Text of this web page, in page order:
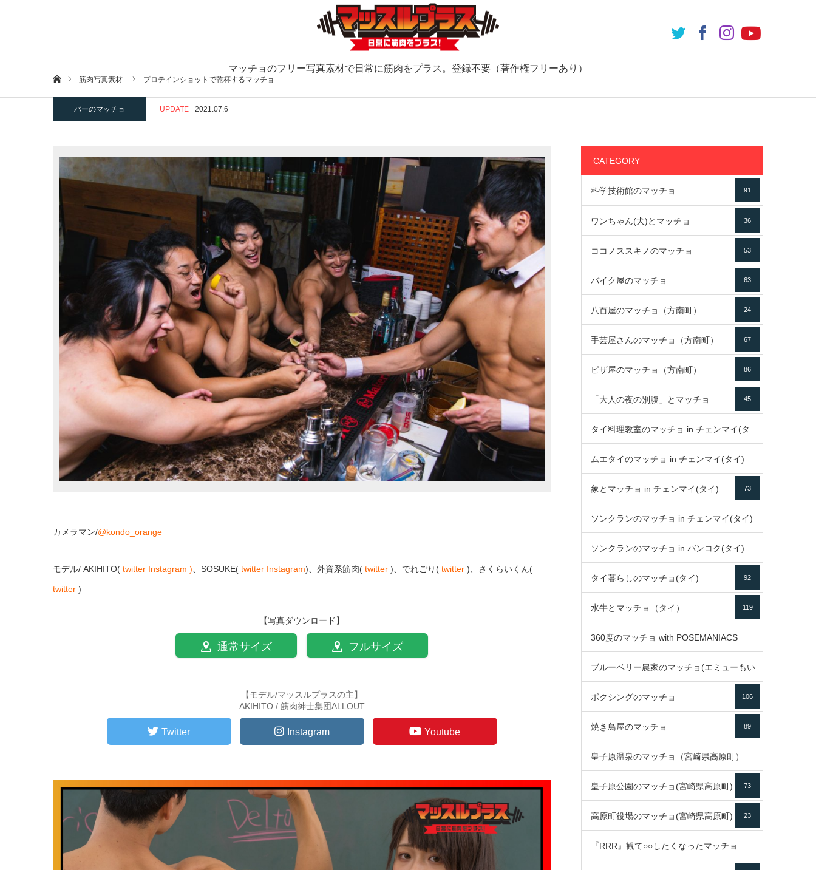
マッチョのフリー写真素材で日常に筋肉をプラス。登録不要（著作権フリーあり）
ホーム筋肉写真素材 プロテインショットで乾杯するマッチョ
バーのマッチョ UPDATE 2021.07.6
カメラマン/@kondo_orange
モデル/ AKIHITO( twitter Instagram ) 、SOSUKE( twitter Instagram)、外資系筋肉( twitter )、でれごり( twitter )、さくらいくん(
twitter )
【写真ダウンロード】
通常サイズ フルサイズ
【モデル/マッスルプラスの主】
AKIHITO / 筋肉紳士集団ALLOUT
Twitter Instagram Youtube
CATEGORY
科学技術館のマッチョ 91
ワンちゃん(犬)とマッチョ 36
ココノススキノのマッチョ 53
バイク屋のマッチョ 63
八百屋のマッチョ（方南町） 24
手芸屋さんのマッチョ（方南町） 67
ピザ屋のマッチョ（方南町） 86
「大人の夜の別腹」とマッチョ 45
タイ料理教室のマッチョ in チェンマイ(タ
イ)
ムエタイのマッチョ in チェンマイ(タイ)
79
象とマッチョ in チェンマイ(タイ) 73
ソンクランのマッチョ in チェンマイ(タイ)
ソンクランのマッチョ in バンコク(タイ)
85
タイ暮らしのマッチョ(タイ) 92
水牛とマッチョ（タイ） 119
360度のマッチョ with POSEMANIACS
49
ブルーベリー農家のマッチョ(エミューもい
るよ) 72
ボクシングのマッチョ 106
焼き鳥屋のマッチョ 89
皇子原温泉のマッチョ（宮崎県高原町）
133
皇子原公園のマッチョ(宮崎県高原町) 73
高原町役場のマッチョ(宮崎県高原町) 23
『RRR』観て○○したくなったマッチョ